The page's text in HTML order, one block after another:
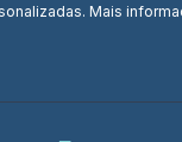
Mais